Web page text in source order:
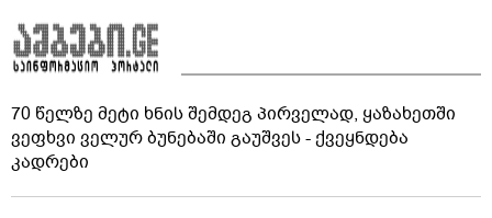
70 წელზე მეტი ხნის შემდეგ პირველად, ყაზახეთში
ვეფხვი ველურ ბუნებაში გაუშვეს - ქვეყნდება
კადრები